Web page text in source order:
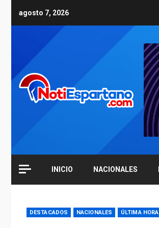
agosto 7, 2026
INICIO NACIONALES
DESTACADOS NACIONALES ÚLTIMA HORA